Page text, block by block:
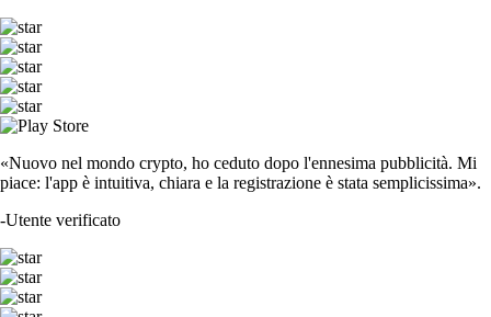
«Nuovo nel mondo crypto, ho ceduto dopo l'ennesima pubblicità. Mi
piace: l'app è intuitiva, chiara e la registrazione è stata semplicissima».
-Utente verificato